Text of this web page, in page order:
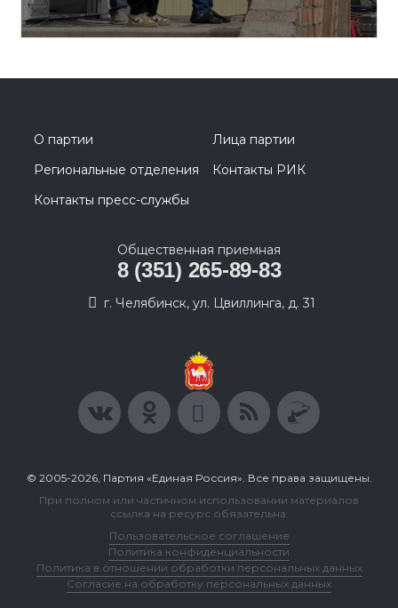
О партии
Лица партии
Региональные отделения
Контакты РИК
Контакты пресс-службы
Общественная приемная
8 (351) 265-89-83
г. Челябинск, ул. Цвиллинга, д. 31
© 2005-2026, Партия «Единая Россия». Все права защищены.
При полном или частичном использовании материалов
ссылка на ресурс обязательна.
Пользовательское соглашение
Политика конфиденциальности
Политика в отношении обработки персональных данных
Согласие на обработку персональных данных